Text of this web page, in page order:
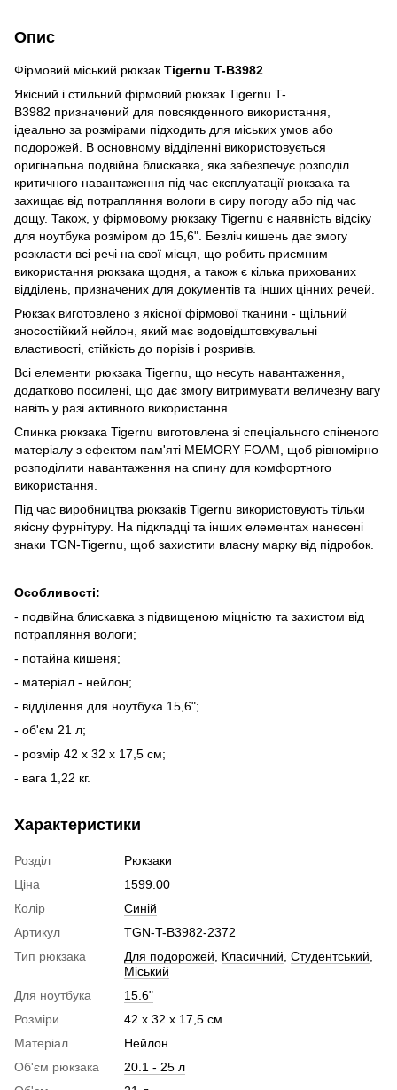
Опис
Фірмовий міський рюкзак Tigernu T-B3982
Якісний і стильний фірмовий рюкзак Tigernu T-
B3982 призначений для повсякденного використання,
ідеально за розмірами підходить для міських умов або
подорожей. В основному відділенні використовується
оригінальна подвійна блискавка, яка забезпечує розподіл
критичного навантаження під час експлуатації рюкзака та
захищає від потрапляння вологи в сиру погоду або під час
дощу. Також, у фірмовому рюкзаку Tigernu є наявність відсіку
для ноутбука розміром до 15,6". Безліч кишень дає змогу
розкласти всі речі на свої місця, що робить приємним
використання рюкзака щодня, а також є кілька прихованих
відділень, призначених для документів та інших цінних речей.
Рюкзак виготовлено з якісної фірмової тканини - щільний
зносостійкий нейлон, який має водовідштовхувальні
властивості, стійкість до порізів і розривів.
Всі елементи рюкзака Tigernu, що несуть навантаження,
додатково посилені, що дає змогу витримувати величезну вагу
навіть у разі активного використання.
Спинка рюкзака Tigernu виготовлена зі спеціального спіненого
матеріалу з ефектом пам'яті MEMORY FOAM, щоб рівномірно
розподілити навантаження на спину для комфортного
використання.
Під час виробництва рюкзаків Tigernu використовують тільки
якісну фурнітуру. На підкладці та інших елементах нанесені
знаки TGN-Tigernu, щоб захистити власну марку від підробок.
Особливості:
- подвійна блискавка з підвищеною міцністю та захистом від
потрапляння вологи;
- потайна кишеня;
- матеріал - нейлон;
- відділення для ноутбука 15,6";
- об'єм 21 л;
- розмір 42 x 32 x 17,5 см;
- вага 1,22 кг.
Характеристики
Розділ
Рюкзаки
Ціна
1599.00
Колір
Синій
Артикул
TGN-T-B3982-2372
Тип рюкзака
Для подорожей Класичний Студентський
Міський
Для ноутбука
15.6"
Розміри
42 x 32 x 17,5 см
Матеpіaл
Нейлон
Об'єм рюкзака
20.1 - 25 л